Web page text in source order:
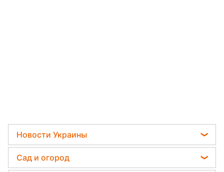
Новости Украины
Телеграм новости Украины
Сад и огород